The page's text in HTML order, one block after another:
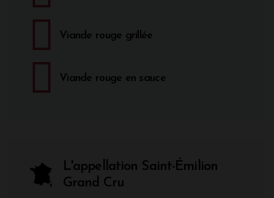
Viande rouge grillée
Viande rouge en sauce
L'appellation Saint-Émilion
Grand Cru